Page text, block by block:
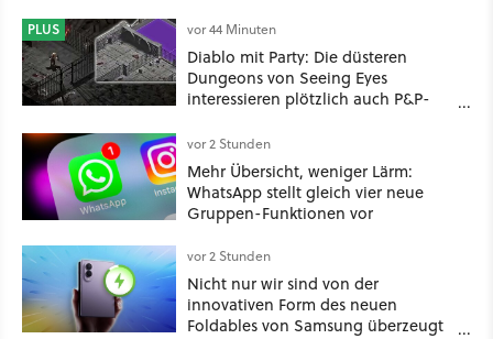
PLUS vor 44 Minuten
Diablo mit Party: Die düsteren
Dungeons von Seeing Eyes
interessieren plötzlich auch P&P-
vor 2 Stunden
Mehr Übersicht, weniger Lärm:
WhatsApp stellt gleich vier neue
Gruppen-Funktionen vor
vor 2 Stunden
Nicht nur wir sind von der
innovativen Form des neuen
Foldables von Samsung überzeugt